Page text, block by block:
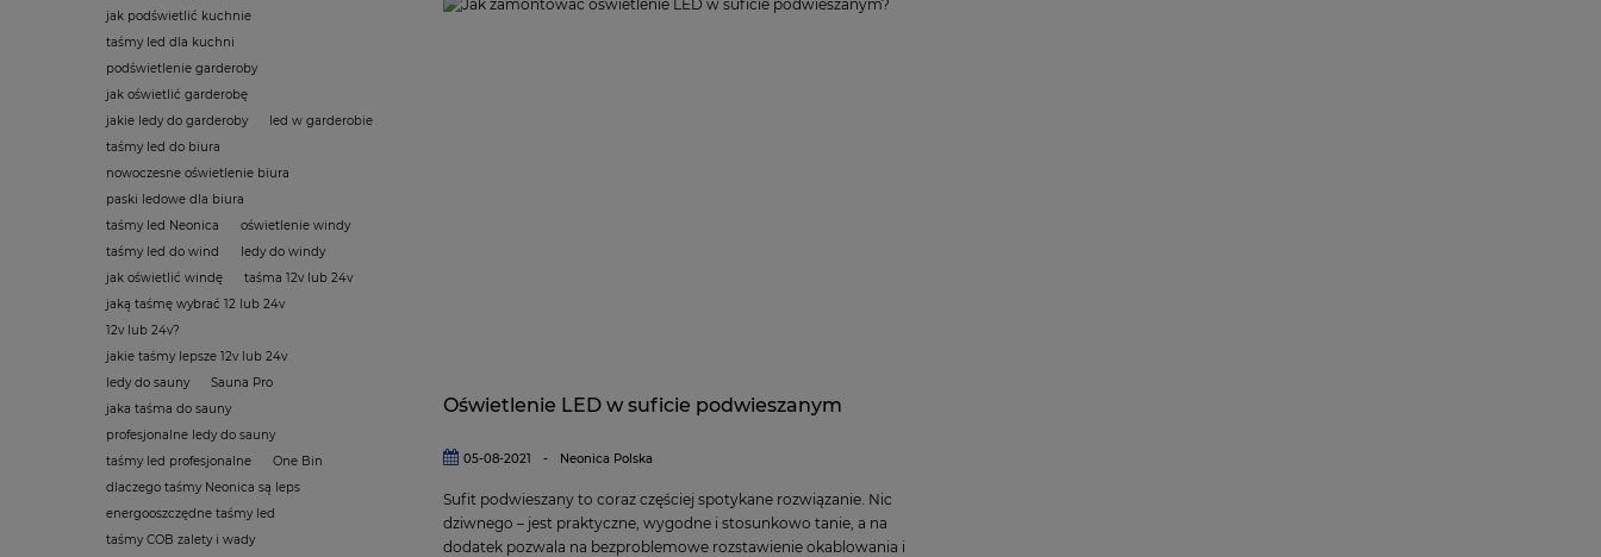
jak podświetlić kuchnie
taśmy led dla kuchni
podświetlenie garderoby
jak oświetlić garderobę
jakie ledy do garderoby
led w garderobie
taśmy led do biura
nowoczesne oświetlenie biura
paski ledowe dla biura
taśmy led Neonica
oświetlenie windy
taśmy led do wind
ledy do windy
jak oświetlić windę
taśma 12v lub 24v
jaką taśmę wybrać 12 lub 24v
12v lub 24v?
jakie taśmy lepsze 12v lub 24v
ledy do sauny
Sauna Pro
jaka taśma do sauny
profesjonalne ledy do sauny
taśmy led profesjonalne
One Bin
dlaczego taśmy Neonica są leps
energooszczędne taśmy led
taśmy COB zalety i wady
Oświetlenie LED w suficie podwieszanym
05-08-2021 - Neonica Polska
Sufit podwieszany to coraz częściej spotykane rozwiązanie. Nic
dziwnego – jest praktyczne, wygodne i stosunkowo tanie, a na
dodatek pozwala na bezproblemowe rozstawienie okablowania i